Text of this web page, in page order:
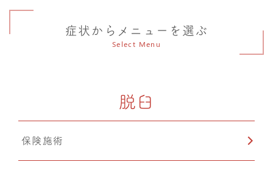
症状からメニューを選ぶ
Select Menu
脱臼
保険施術